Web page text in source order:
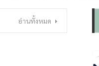
อ่านทั้งหมด